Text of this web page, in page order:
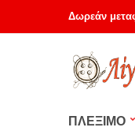
Δωρεάν
ΠΛΕΞΙΜΟ